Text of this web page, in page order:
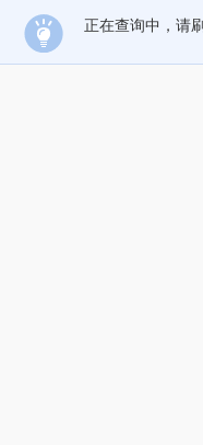
正在查询中，请